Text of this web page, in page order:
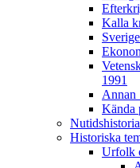
Kalla
1991
Annan
Kända
Nutidshistoria
Historiska
Urfolk